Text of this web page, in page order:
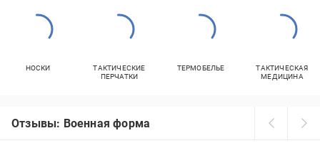
НОСКИ
ТАКТИЧЕСКИЕ
ПЕРЧАТКИ
ТЕРМОБЕЛЬЕ
ТАКТИЧЕСКАЯ
МЕДИЦИНА
Отзывы: Военная форма